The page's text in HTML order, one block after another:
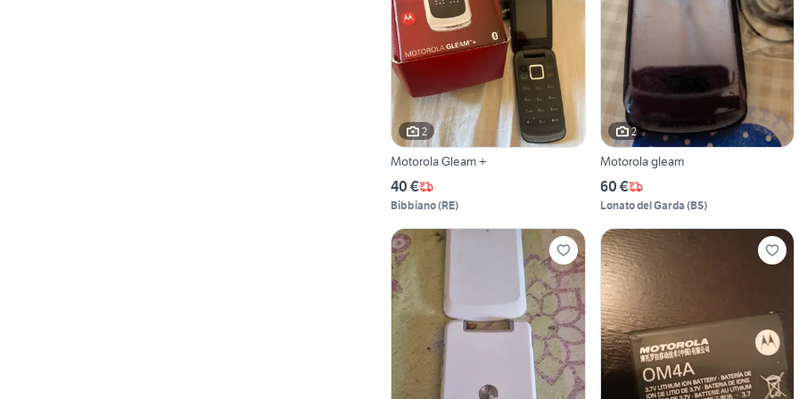
2
Motorola Gleam +
40 €
Bibbiano(RE)
2
Motorola gleam
60 €
Lonato del Garda (BS)